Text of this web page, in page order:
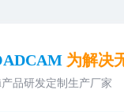
为解决
品研发定制生产厂家